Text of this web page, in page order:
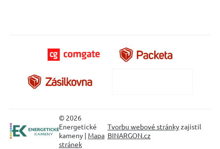
© 2026
Energetické
kameny | Mapa
stránek
Tvorbu webové stránkyzajistil
BINARGON.cz